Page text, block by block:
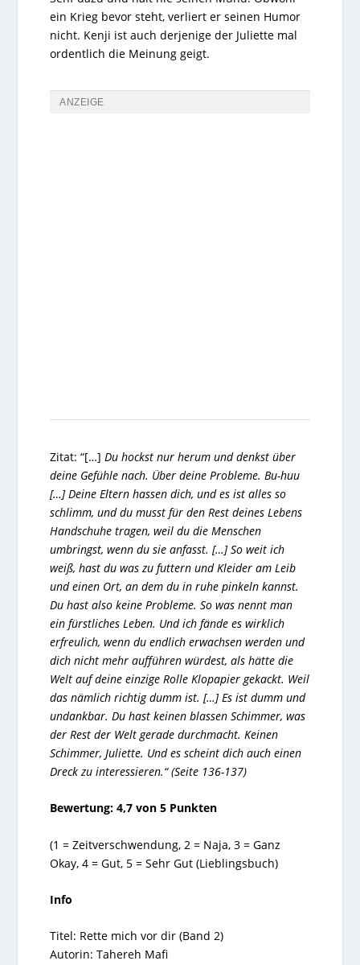
ein Krieg bevor steht, verliert er seinen Humor
nicht. Kenji ist auch derjenige der Juliette mal
ordentlich die Meinung geigt.
ANZEIGE
Zitat: “[…]Du hockst nur herum und denkst über
deine Gefühle nach. Über deine Probleme. Bu-huu
[…] Deine Eltern hassen dich, und es ist alles so
schlimm, und du musst für den Rest deines Lebens
Handschuhe tragen, weil du die Menschen
umbringst, wenn du sie anfasst. […] So weit ich
weiß, hast du was zu futtern und Kleider am Leib
und einen Ort, an dem du in ruhe pinkeln kannst.
Du hast also keine Probleme. So was nennt man
ein fürstliches Leben. Und ich fände es wirklich
erfreulich, wenn du endlich erwachsen werden und
dich nicht mehr aufführen würdest, als hätte die
Welt auf deine einzige Rolle Klopapier gekackt. Weil
das nämlich richtig dumm ist. […] Es ist dumm und
undankbar. Du hast keinen blassen Schimmer, was
der Rest der Welt gerade durchmacht. Keinen
Schimmer, Juliette. Und es scheint dich auch einen
Dreck zu interessieren.“ (Seite 136-137)
Bewertung: 4,7 von 5 Punkten
(1 = Zeitverschwendung, 2 = Naja, 3 = Ganz
Okay, 4 = Gut, 5 = Sehr Gut (Lieblingsbuch)
Info
Titel: Rette mich vor dir (Band 2)
Autorin: Tahereh Mafi